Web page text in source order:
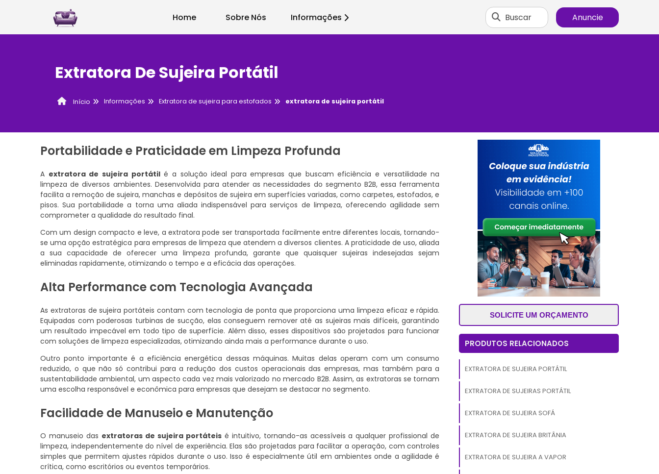
Home Sobre Nós Informações Buscar Anuncie
Extratora De Sujeira Portátil
Início Informações Extratora de sujeira para estofados extratora de sujeira portátil
Portabilidade e Praticidade em Limpeza Profunda
A extratora de sujeira portátilé a solução ideal para empresas que buscam eficiência e versatilidade na
limpeza de diversos ambientes. Desenvolvida para atender as necessidades do segmento B2B, essa ferramenta
facilita a remoção de sujeira, manchas e depósitos de sujeira em superfícies variadas, como carpetes, estofados, e
pisos. Sua portabilidade a torna uma aliada indispensável para serviços de limpeza, oferecendo agilidade sem
comprometer a qualidade do resultado final.
Com um design compacto e leve, a extratora pode ser transportada facilmente entre diferentes locais, tornando-
se uma opção estratégica para empresas de limpeza que atendem a diversos clientes. A praticidade de uso, aliada
a sua capacidade de oferecer uma limpeza profunda, garante que quaisquer sujeiras indesejadas sejam
eliminadas rapidamente, otimizando o tempo e a eficácia das operações.
Alta Performance com Tecnologia Avançada
As extratoras de sujeira portáteis contam com tecnologia de ponta que proporciona uma limpeza eficaz e rápida.
Equipadas com poderosas turbinas de sucção, elas conseguem remover até as sujeiras mais difíceis, garantindo
um resultado impecável em todo tipo de superfície. Além disso, esses dispositivos são projetados para funcionar
com soluções de limpeza especializadas, otimizando ainda mais a performance durante o uso.
Outro ponto importante é a eficiência energética dessas máquinas. Muitas delas operam com um consumo
reduzido, o que não só contribui para a redução dos custos operacionais das empresas, mas também para a
sustentabilidade ambiental, um aspecto cada vez mais valorizado no mercado B2B. Assim, as extratoras se tornam
uma escolha responsável e econômica para empresas que desejam se destacar no segmento.
Facilidade de Manuseio e Manutenção
O manuseio das extratoras de sujeira portáteisé intuitivo, tornando-as acessíveis a qualquer profissional de
limpeza, independentemente do nível de experiência. Elas são projetadas para facilitar a operação, com controles
simples que permitem ajustes rápidos durante o uso. Isso é especialmente útil em ambientes onde a agilidade é
crítica, como escritórios ou eventos temporários.
SOLICITE UM ORÇAMENTO
PRODUTOS RELACIONADOS
EXTRATORA DE SUJEIRA PORTÁTIL
EXTRATORA DE SUJEIRAS PORTÁTIL
EXTRATORA DE SUJEIRA SOFÁ
EXTRATORA DE SUJEIRA BRITÂNIA
EXTRATORA DE SUJEIRA A VAPOR